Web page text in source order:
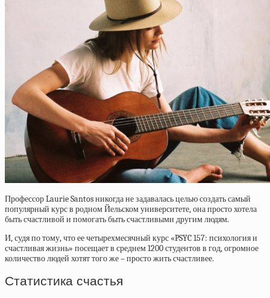
Профессор Laurie Santos никогда не задавалась целью создать самый
популярный курс в родном Йельском университете, она просто хотела
быть счастливой и помогать быть счастливыми другим людям.
И, судя по тому, что ее четырехмесячный курс «PSYC 157: психология и
счастливая жизнь» посещает в среднем 1200 студентов в год, огромное
количество людей хотят того же – просто жить счастливее.
Статистика счастья